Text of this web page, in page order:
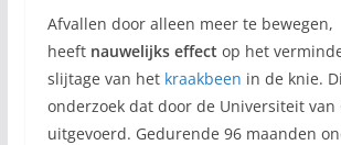
Afvallen door alleen meer te bewegen,
heeft nauwelijks effect op het
slijtage van het kraakbeen in de knie.
onderzoek dat door de Universiteit van
uitgevoerd. Gedurende 96 maanden